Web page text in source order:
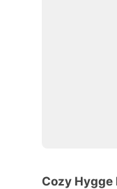
Cozy Hygge